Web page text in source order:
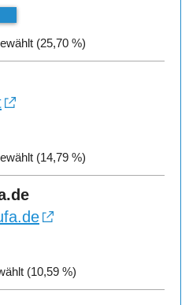
(25,70 %)
(14,79 %)
(10,59 %)